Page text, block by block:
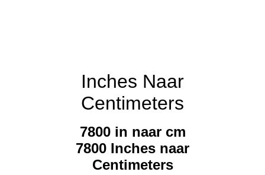
Inches Naar
Centimeters
7800 in naar cm
7800 Inches naar
Centimeters